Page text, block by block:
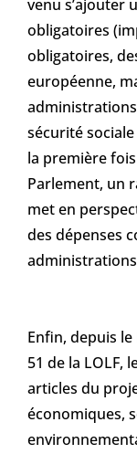
venu s’ajouter
obligatoires
obligatoires,
européenne,
sécurité
la première fois
Parlement, un
met en
des dépenses
Enfin, depuis le
51 de la LOLF,
articles du
économiques,